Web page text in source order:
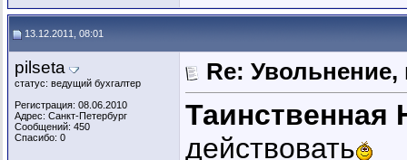
13.12.2011, 08:01
pilseta
статус: ведущий бухгалтер
Регистрация: 08.06.2010
Адрес: Санкт-Петербург
Сообщений: 450
Спасибо: 0
Re:
Таинственная
действовать